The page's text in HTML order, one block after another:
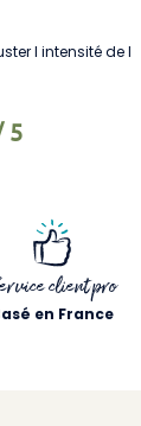
client pro
en France
l intensité de l
5